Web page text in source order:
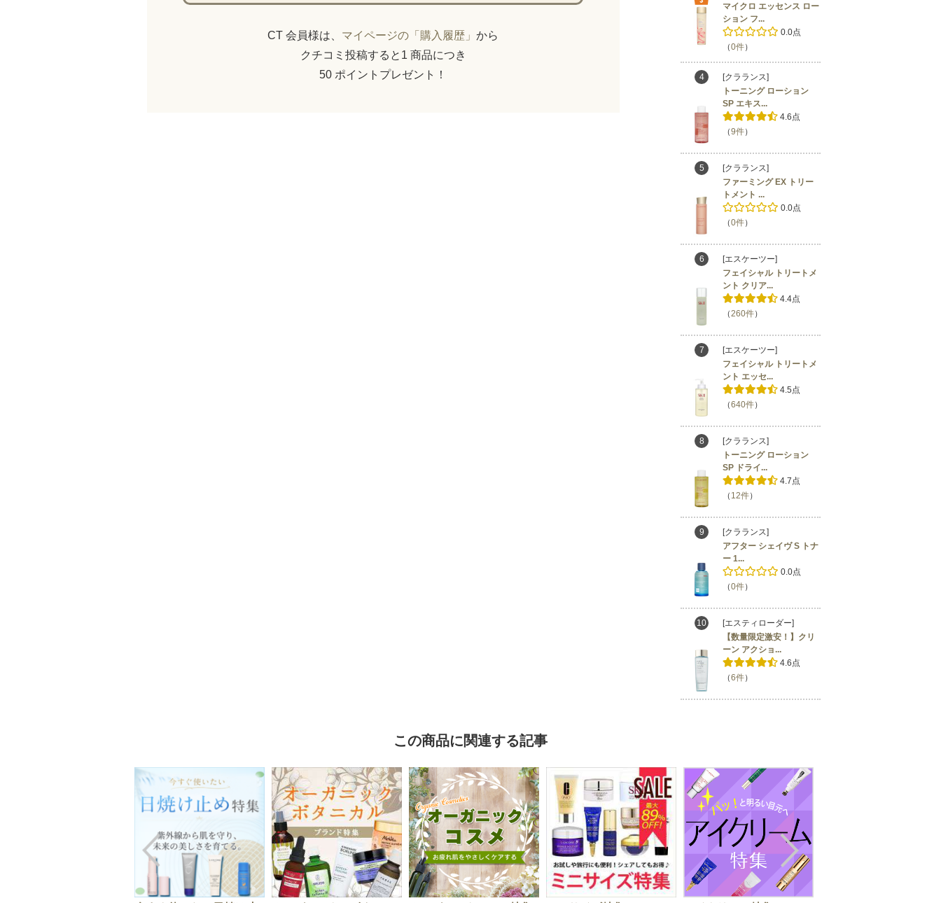
CT 会員様は、 マイページの「購入履歴」 から
クチコミ投稿すると1 商品につき
50 ポイントプレゼント！
マイクロ エッセンス ロー
ション フ...
0.0点
（0件）
4
[クラランス]
トーニング ローション
SP エキス...
4.6点
（9件）
5
[クラランス]
ファーミング EX トリー
トメント ...
0.0点
（0件）
6
[エスケーツー]
フェイシャル トリートメ
ント クリア...
4.4点
（260件）
7
[エスケーツー]
フェイシャル トリートメ
ント エッセ...
4.5点
（640件）
8
[クラランス]
トーニング ローション
SP ドライ...
4.7点
（ 12件）
9
[クラランス]
アフター シェイヴ S トナ
ー 1...
0.0点
（0件）
10
[エスティローダー]
【数量限定激安！】クリ
ーン アクショ...
4.6点
（6件）
この商品に関連する記事